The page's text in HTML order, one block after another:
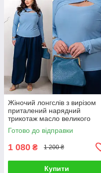
Жіночий лонгслів з вирізом
приталений нарядний
трикотаж масло великого
розміру 46-68
Готово до відправки
1 080 ₴ 1 200 ₴
Купити